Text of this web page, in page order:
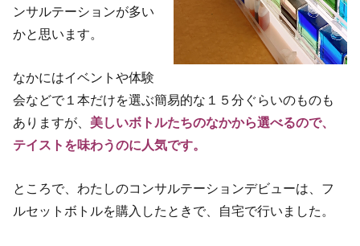
ンサルテーションが多い
かと思います。
なかにはイベントや体験
会などで１本だけを選ぶ簡易的な１５分ぐらいのものも
ありますが、 美しいボトルたちのなかから選べるので、
テイストを味わうのに人気です。
ところで、わたしのコンサルテーションデビューは、フ
ルセットボトルを購入したときで、自宅で行いました。